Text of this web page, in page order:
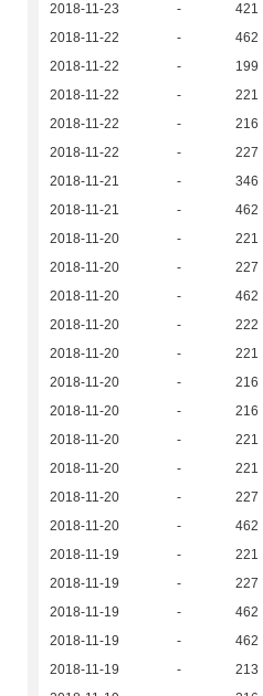
2018-11-23
- 421
2018-11-22
- 462
2018-11-22
- 199
2018-11-22
- 221
2018-11-22
- 216
2018-11-22
- 227
2018-11-21
- 346
2018-11-21
- 462
2018-11-20
- 221
2018-11-20
- 227
2018-11-20
- 462
2018-11-20
- 222
2018-11-20
- 221
2018-11-20
- 216
2018-11-20
- 216
2018-11-20
- 221
2018-11-20
- 221
2018-11-20
- 227
2018-11-20
- 462
2018-11-19
- 221
2018-11-19
- 227
2018-11-19
- 462
2018-11-19
- 462
2018-11-19
- 213